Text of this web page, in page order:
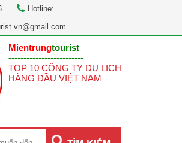
Hotline:
Mientrungtourist
-------------------------
TOP 10 CÔNG TY DU LỊCH
HÀNG ĐẦU VIỆT NAM